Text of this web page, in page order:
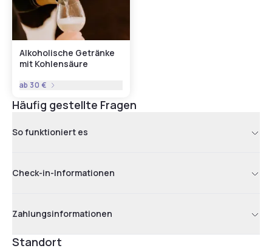
Alkoholische Getränke
mit Kohlensäure
ab 30 €
Häufig gestellte Fragen
So funktioniert es
Check-in-Informationen
Zahlungsinformationen
Standort